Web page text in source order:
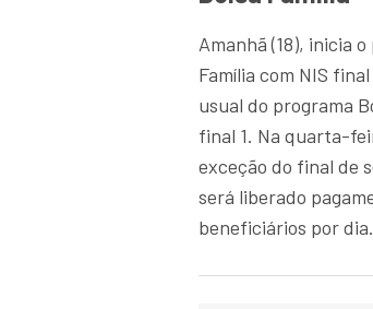
Amanhã (18), inicia
Família com NIS
usual do programa
final 1. Na quarta-
exceção do final de
será liberado
beneficiários por dia.